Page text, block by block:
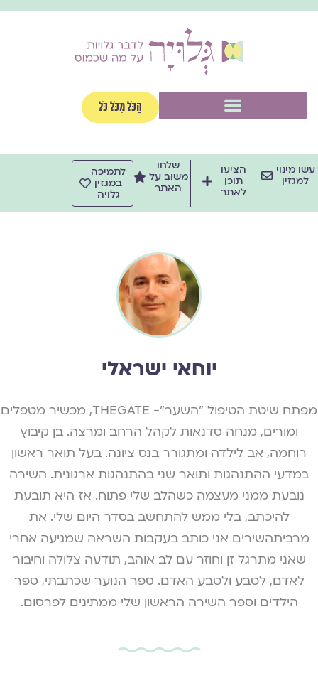
לתוכן
הַכֹּל מִכֹּל כֹּל
עשו מינוי
למגזין
הציעו
תוכן
לאתר
שלחו
משוב על
האתר
לתמיכה
במגזין
גלויה
יוחאי ישראלי
מפתח שיטת הטיפול "השער"- THEGATE, מכשיר מטפלים
ומורים, מנחה סדנאות לקהל הרחב ומרצה. בן קיבוץ
רוחמה, אב לילדה ומתגורר בנס ציונה. בעל תואר ראשון
במדעי ההתנהגות ותואר שני בהתנהגות ארגונית. השירה
נובעת ממני מעצמה כשהלב שלי פתוח. אז היא תובעת
להיכתב, בלי ממש להתחשב בסדר היום שלי. את
מרביתהשירים אני כותב בעקבות השראה שמגיעה אחרי
שאני מתרגל זן וחוזר עם לב אוהב, תודעה צלולה וחיבור
לאדם, לטבע ולטבע האדם. ספר הנוער שכתבתי, ספר
הילדים וספר השירה הראשון שלי ממתינים לפרסום.